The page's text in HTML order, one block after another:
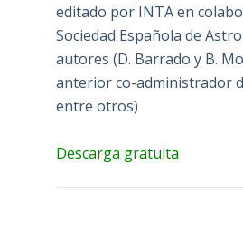
editado por INTA en
Sociedad Española de
autores (D. Barrado y B.
anterior co-administrador
entre otros)
Descarga gratuita